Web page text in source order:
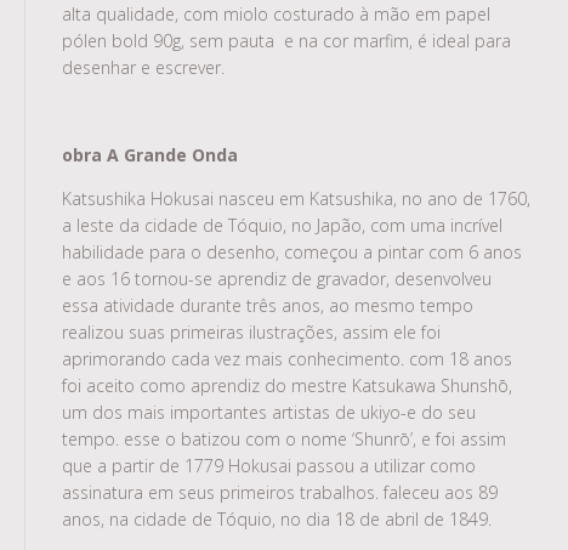
alta qualidade, com miolo costurado à mão em papel
pólen bold 90g, sem pauta e na cor marfim, é ideal para
desenhar e escrever.
obra A Grande Onda
Katsushika Hokusai nasceu em Katsushika, no ano de 1760,
a leste da cidade de Tóquio, no Japão, com uma incrível
habilidade para o desenho, começou a pintar com 6 anos
e aos 16 tornou-se aprendiz de gravador, desenvolveu
essa atividade durante três anos, ao mesmo tempo
realizou suas primeiras ilustrações, assim ele foi
aprimorando cada vez mais conhecimento. com 18 anos
foi aceito como aprendiz do mestre Katsukawa Shunshō,
um dos mais importantes artistas de ukiyo-e do seu
tempo. esse o batizou com o nome ‘Shunrō’, e foi assim
que a partir de 1779 Hokusai passou a utilizar como
assinatura em seus primeiros trabalhos. faleceu aos 89
anos, na cidade de Tóquio, no dia 18 de abril de 1849.